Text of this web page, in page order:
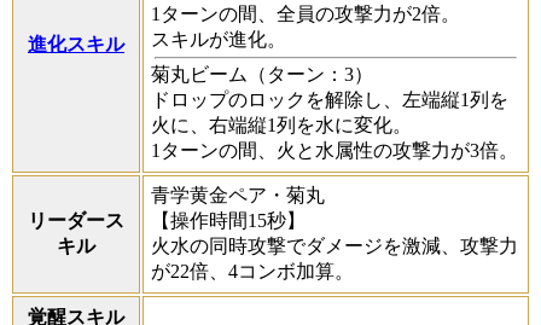
進化スキル
1ターンの間、全員の攻撃力が2倍。
スキルが進化。
菊丸ビーム
（ターン：3）
ドロップのロックを解除し、左端縦1列を
火に、右端縦1列を水に変化。
1ターンの間、火と水属性の攻撃力が3倍。
リーダース
キル
青学黄金ペア・菊丸
【操作時間15秒】
火水の同時攻撃でダメージを激減、攻撃力
が22倍、4コンボ加算。
覚醒スキル